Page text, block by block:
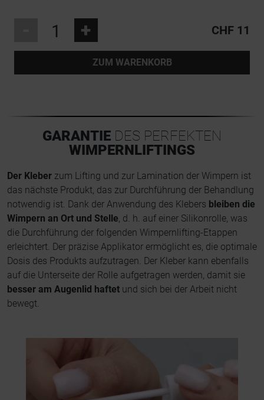
+ CHF 11
ZUM WARENKORB
GARANTIE DES PERFEKTEN
WIMPERNLIFTINGS
Der Kleber zum Lifting und zur Lamination der Wimpern ist
das nächste Produkt, das zur Durchführung der Behandlung
notwendig ist. Dank der Anwendung des Klebers bleiben die
Wimpern an Ort und Stelle, d. h. auf einer Silikonrolle, was
die Durchführung der folgenden Wimpernlifting-Etappen
erleichtert. Der präzise Applikator ermöglicht es, die optimale
Dosis des Produkts aufzutragen. Der Kleber kann ebenfalls
auf die Unterseite der Rolle aufgetragen werden, damit sie
besser am Augenlid haftet und sich bei der Arbeit nicht
bewegt.